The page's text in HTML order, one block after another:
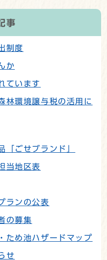
事
制度
か
ています
林環境譲与税の活用に
「ごせブランド」
当地区表
ランの公表
の募集
ため池ハザードマップ
せ